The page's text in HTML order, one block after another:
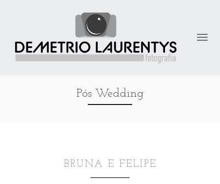
Pós Wedding
BRUNA E FELIPE